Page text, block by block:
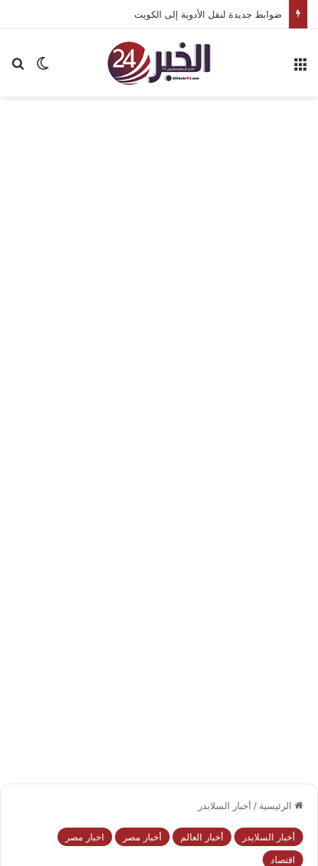
ضوابط جديدة لنقل الأدوية إلى الكويت
الوضع
الرئيسية / أخبار السلايدر
أخبار السلايدر أخبار العالم أخبار مصر
اخبار مصر
اقتصاد